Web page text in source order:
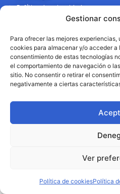
Gestionar
Para ofrecer las mejores
cookies para almacenar y/o acceder
consentimiento de estas tecnologías
el comportamiento de navegación o
sitio. No consentir o retirar el
negativamente a ciertas
Ver
Política de cookiesPolítica
Política de privacidad
Politíca de Cookies